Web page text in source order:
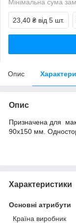
Мінімальна сума
23,40 ₴ від 5 шт.
Опис
Опис
Призначена для
90х150 мм.
Характеристики
Основні атрибути
Країна виробник